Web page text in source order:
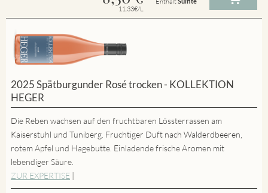
11.33€/L
2025 Spätburgunder Rosé trocken - KOLLEKTION
HEGER
Die Reben wachsen auf den fruchtbaren Lössterrassen am
Kaiserstuhl und Tuniberg. Fruchtiger Duft nach Walderdbeeren,
rotem Apfel und Hagebutte. Einladende frische Aromen mit
lebendiger Säure.
ZUR EXPERTISE |